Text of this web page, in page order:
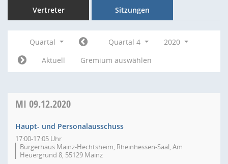
Vertreter Sitzungen
Quartal Quartal 4
2020
Aktuell
Gremium auswählen
MI 09.12.2020
Haupt- und Personalausschuss
17:00-17:05 Uhr
Bürgerhaus Mainz-Hechtsheim, Rheinhessen-Saal, Am
Heuergrund 8, 55129 Mainz